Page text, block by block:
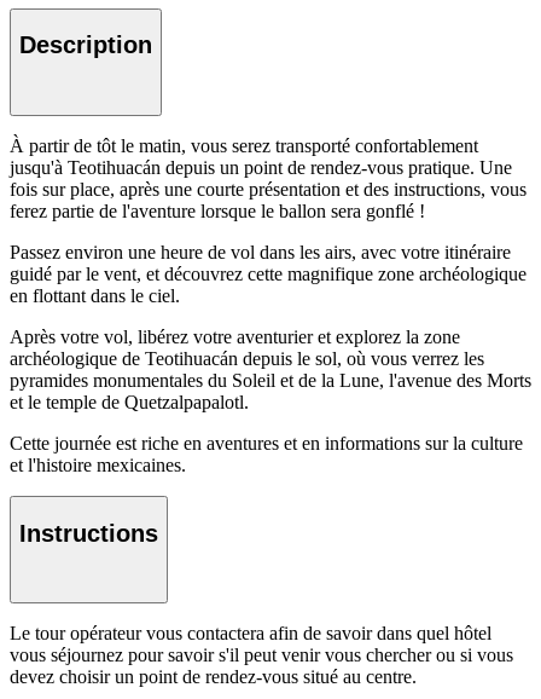
Description
À partir de tôt le matin, vous serez transporté confortablement
jusqu'à Teotihuacán depuis un point de rendez-vous pratique. Une
fois sur place, après une courte présentation et des instructions, vous
ferez partie de l'aventure lorsque le ballon sera gonflé !
Passez environ une heure de vol dans les airs, avec votre itinéraire
guidé par le vent, et découvrez cette magnifique zone archéologique
en flottant dans le ciel.
Après votre vol, libérez votre aventurier et explorez la zone
archéologique de Teotihuacán depuis le sol, où vous verrez les
pyramides monumentales du Soleil et de la Lune, l'avenue des Morts
et le temple de Quetzalpapalotl.
Cette journée est riche en aventures et en informations sur la culture
et l'histoire mexicaines.
Instructions
Le tour opérateur vous contactera afin de savoir dans quel hôtel
vous séjournez pour savoir s'il peut venir vous chercher ou si vous
devez choisir un point de rendez-vous situé au centre.